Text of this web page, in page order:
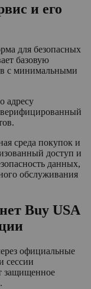
и его
для безопасных
базовую
с минимальными
адресу
верифицированный
среда покупок и
доступ и
данных,
обслуживания
Buy USA
официальные
сессии
защищенное